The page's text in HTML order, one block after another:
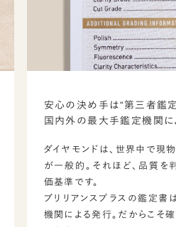
安心の決め手は“第三者鑑
国内外の最大手鑑定機関に
ダイヤモンドは、世界中で現
が一般的。それほど、品質
価基準です。
ブリリアンスプラスの鑑定書
機関による発行。だからこそ